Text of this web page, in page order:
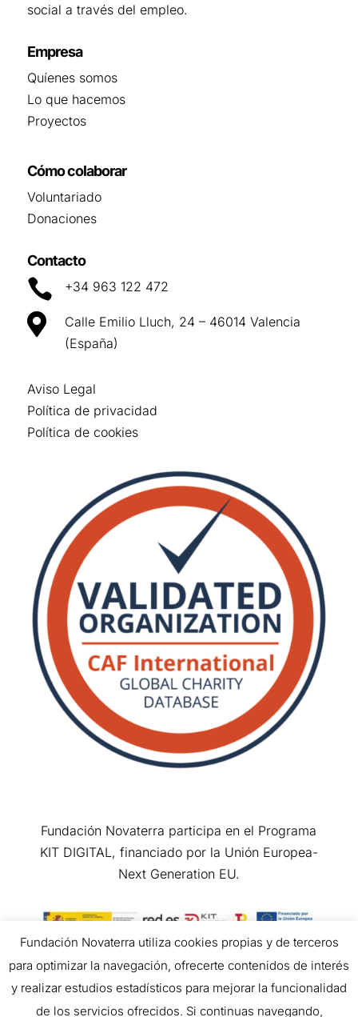
social a través del empleo.
Empresa
Quíenes somos
Lo que hacemos
Proyectos
Cómo colaborar
Voluntariado
Donaciones
Contacto
 +34 963 122 472

Calle Emilio Lluch, 24 – 46014 Valencia
(España)
Aviso Legal
Política de privacidad
Política de cookies
Fundación Novaterra participa en el Programa
KIT DIGITAL, financiado por la Unión Europea-
Next Generation EU.
Copyright © 2026 All Rights Reserved.
Fundación Novaterra utiliza cookies propias y de terceros
para optimizar la navegación, ofrecerte contenidos de interés
y realizar estudios estadísticos para mejorar la funcionalidad
de los servicios ofrecidos. Si continuas navegando,